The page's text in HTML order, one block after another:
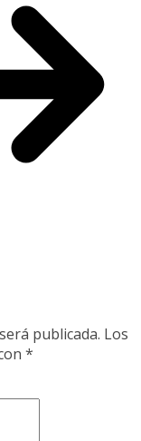
publicada. Los
*